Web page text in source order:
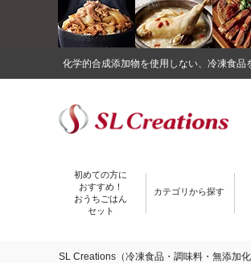
化学的合成添加物を使用しない、冷凍食品
初めての方に
おすすめ！
おうちごはん
セット
カテゴリから探す
SL Creations（冷凍食品・調味料・無添加化